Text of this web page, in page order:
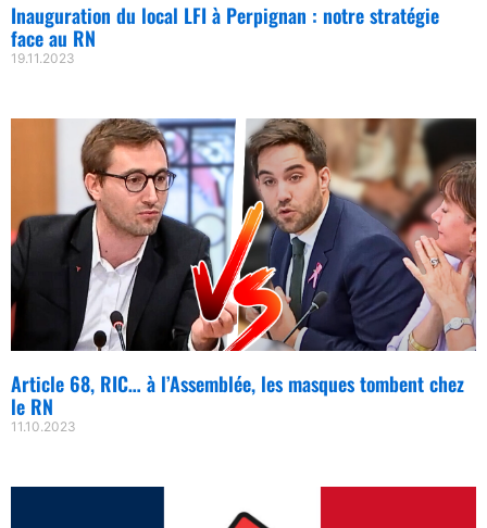
Inauguration du local LFI à Perpignan : notre stratégie
face au RN
19.11.2023
Article 68, RIC… à l’Assemblée, les masques tombent chez
le RN
11.10.2023